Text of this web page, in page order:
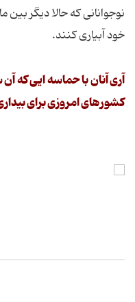
نوجوانانی که حالا دیگر بین
خود آبیاری کنند.
آری آنان با حماسه ایی که
کشورهای امروزی برای